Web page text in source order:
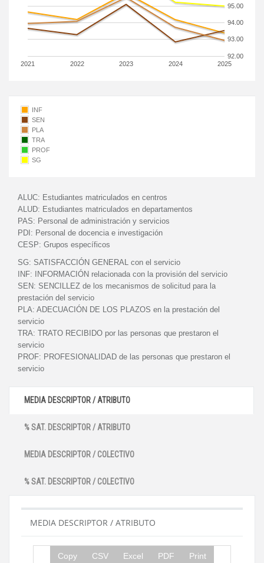
2021 2022 2023 2024 2025
92.00
93.00
94.00
95.00
INF
SEN
PLA
TRA
PROF
SG
ALUC: Estudiantes matriculados en centros
ALUD: Estudiantes matriculados en departamentos
PAS: Personal de administración y servicios
PDI: Personal de docencia e investigación
CESP: Grupos específicos
SG: SATISFACCIÓN GENERAL con el servicio
INF:
INFORMACIÓN relacionada con la provisión del servicio
SEN: SENCILLEZ de los mecanismos de solicitud para la
prestación del servicio
PLA: ADECUACIÓN DE LOS PLAZOS en la prestación del
servicio
TRA: TRATO RECIBIDO por las personas que prestaron el
servicio
PROF: PROFESIONALIDAD de las personas que prestaron el
servicio
MEDIA DESCRIPTOR / ATRIBUTO
% SAT. DESCRIPTOR / ATRIBUTO
MEDIA DESCRIPTOR / COLECTIVO
% SAT. DESCRIPTOR / COLECTIVO
MEDIA DESCRIPTOR / ATRIBUTO
Copy CSV Excel PDF Print